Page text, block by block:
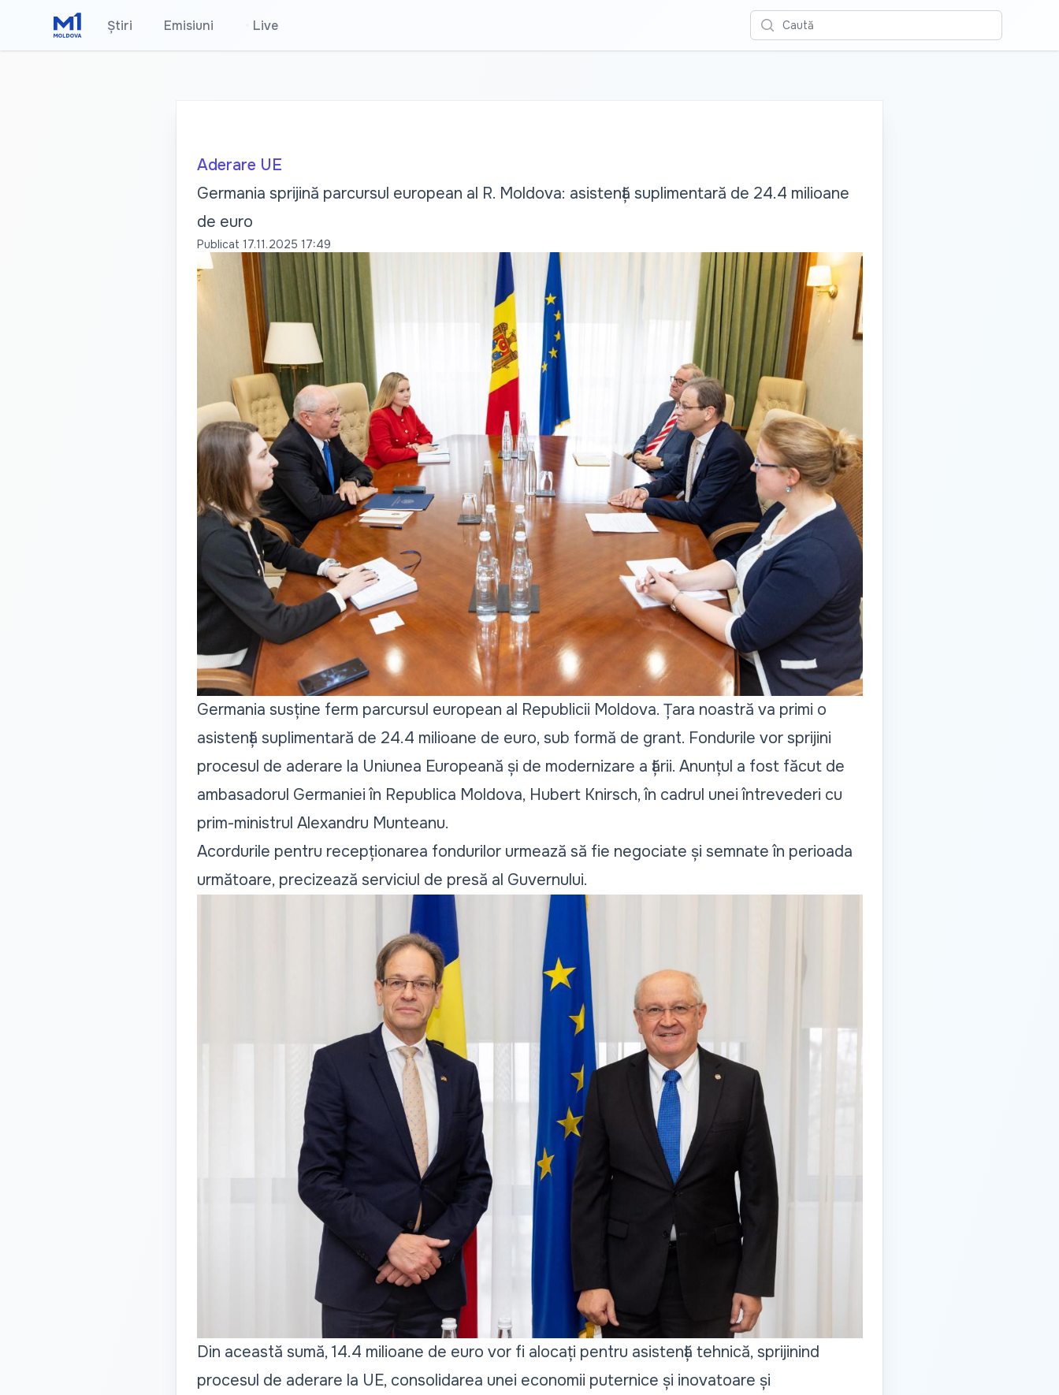
Știri Emisiuni Live Caută
Aderare UE
Germania sprijină parcursul european al R. Moldova: asistență suplimentară de 24.4 milioane
de euro
Publicat 17.11.2025 17:49
Germania susține ferm parcursul european al Republicii Moldova. Țara noastră va primi o
asistență suplimentară de 24.4 milioane de euro, sub formă de grant. Fondurile vor sprijini
procesul de aderare la Uniunea Europeană și de modernizare a țării. Anunțul a fost făcut de
ambasadorul Germaniei în Republica Moldova, Hubert Knirsch, în cadrul unei întrevederi cu
prim-ministrul Alexandru Munteanu.
Acordurile pentru recepționarea fondurilor urmează să fie negociate și semnate în perioada
următoare, precizează serviciul de presă al Guvernului.
Din această sumă, 14.4 milioane de euro vor fi alocați pentru asistență tehnică, sprijinind
procesul de aderare la UE, consolidarea unei economii puternice și inovatoare și